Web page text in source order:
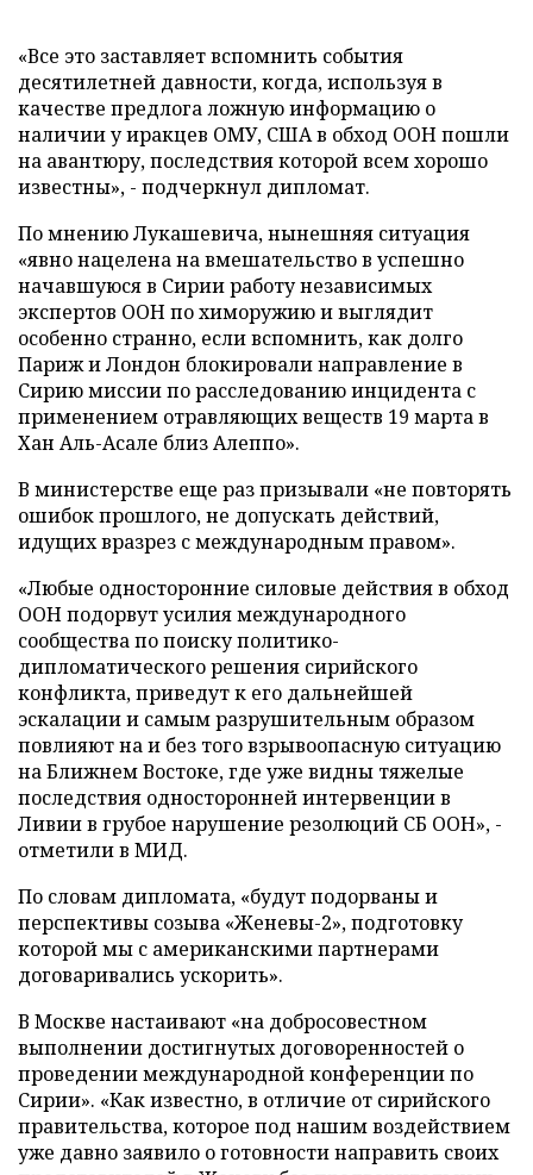
«Все это заставляет вспомнить события
десятилетней давности, когда, используя в
качестве предлога ложную информацию о
наличии у иракцев ОМУ, США в обход ООН пошли
на авантюру, последствия которой всем хорошо
известны», - подчеркнул дипломат.
По мнению Лукашевича, нынешняя ситуация
«явно нацелена на вмешательство в успешно
начавшуюся в Сирии работу независимых
экспертов ООН по химоружию и выглядит
особенно странно, если вспомнить, как долго
Париж и Лондон блокировали направление в
Сирию миссии по расследованию инцидента с
применением отравляющих веществ 19 марта в
Хан Аль-Асале близ Алеппо».
В министерстве еще раз призывали «не повторять
ошибок прошлого, не допускать действий,
идущих вразрез с международным правом».
«Любые односторонние силовые действия в обход
ООН подорвут усилия международного
сообщества по поиску политико-
дипломатического решения сирийского
конфликта, приведут к его дальнейшей
эскалации и самым разрушительным образом
повлияют на и без того взрывоопасную ситуацию
на Ближнем Востоке, где уже видны тяжелые
последствия односторонней интервенции в
Ливии в грубое нарушение резолюций СБ ООН», -
отметили в МИД.
По словам дипломата, «будут подорваны и
перспективы созыва «Женевы-2», подготовку
которой мы с американскими партнерами
договаривались ускорить».
В Москве настаивают «на добросовестном
выполнении достигнутых договоренностей о
проведении международной конференции по
Сирии». «Как известно, в отличие от сирийского
правительства, которое под нашим воздействием
уже давно заявило о готовности направить своих